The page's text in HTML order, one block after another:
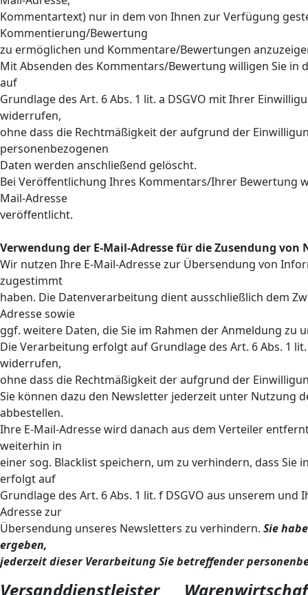
Kommentartext) nur in dem von Ihnen zur Verfügung
Kommentierung/Bewertung
zu ermöglichen und Kommentare/Bewertungen
Mit Absenden des Kommentars/Bewertung willigen Sie
auf
Grundlage des Art. 6 Abs. 1 lit. a DSGVO mit Ihrer
widerrufen,
ohne dass die Rechtmäßigkeit der aufgrund der
personenbezogenen
Daten werden anschließend gelöscht.
Bei Veröffentlichung Ihres Kommentars/Ihrer Bewertung
Mail-Adresse
veröffentlicht.
Verwendung der E-Mail-Adresse für die Zusendung von
Wir nutzen Ihre E-Mail-Adresse zur Übersendung von
zugestimmt
haben. Die Datenverarbeitung dient ausschließlich dem
Adresse sowie
ggf. weitere Daten, die Sie im Rahmen der Anmeldung
Die Verarbeitung erfolgt auf Grundlage des Art. 6 Abs. 1
widerrufen,
ohne dass die Rechtmäßigkeit der aufgrund der
Sie können dazu den Newsletter jederzeit unter Nutzung
abbestellen.
Ihre E-Mail-Adresse wird danach aus dem Verteiler
weiterhin in
einer sog. Blacklist speichern, um zu verhindern, dass
erfolgt auf
Grundlage des Art. 6 Abs. 1 lit. f DSGVO aus unserem
Adresse zur
Übersendung unseres Newsletters zu verhindern. Sie
ergeben,
jederzeit dieser Verarbeitung Sie betreffender
Versanddienstleister